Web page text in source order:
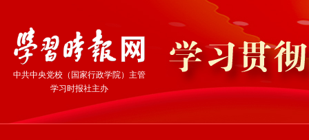
中共中央党校（国家行政学院）主管
学习时报社主办